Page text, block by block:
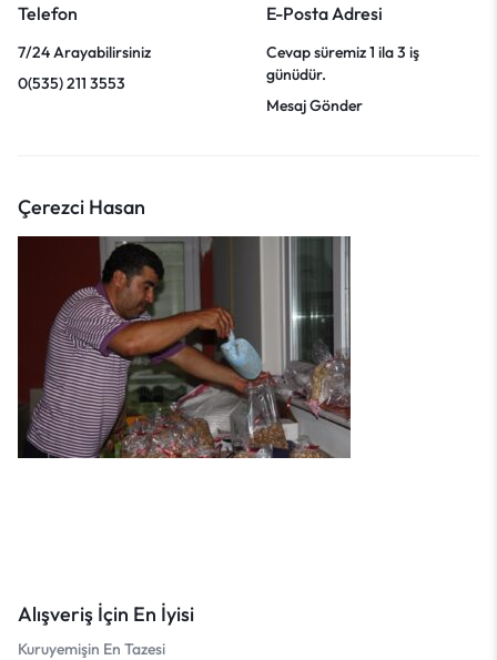
Telefon
7/24 Arayabilirsiniz
0(535) 211 3553
E-Posta Adresi
Cevap süremiz 1 ila 3 iş
günüdür.
Mesaj Gönder
Çerezci Hasan
Alışveriş İçin En İyisi
Kuruyemişin En Tazesi